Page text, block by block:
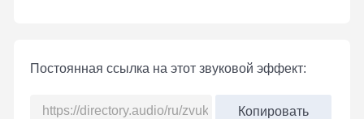
Постоянная ссылка на этот звуковой эффект:
Копировать